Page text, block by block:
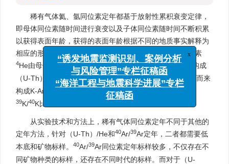
稀有气体氦、氩同位素定年都基于放射性累积衰变定律，
即母体同位素随时间进行衰变以及子体同位素随时间不断积累
以获得表面年龄，获得的表面年龄根据不同的地质事实解释为
相应的形成年龄、喷发年龄或者是冷却年龄。如子体同位素
4He由母体同位素U、Th经过一系列放射性衰变累积计时构成
（U-Th）/He定年。又如子体同位素40Ar则由母体
K衰变而来
构成K-Ar定年；稀有气体
40 Ar/39Ar定年则是利用自然界中
39K/40K比值的不变性，在K-Ar定年的基础上衍变而来。
从实验技术和方法上，稀有气体同位素定年不同于其他的
定年方法，针对（U-Th）/He和40Ar/39Ar定年，二者都需要低
本底和矿物标样。
40Ar/39Ar同位素定年标样较多，不仅存在不
同矿物种类的标样，还存在不同时代的标样。而对于（U-
x
“诱发地震监测识别、案例分析
与风险管理”专栏征稿函
“海洋工程与地震科学进展”专栏
征稿函